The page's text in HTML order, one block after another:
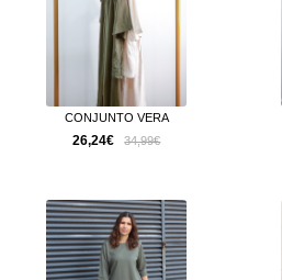
CONJUNTO VERA
26,24€ 34,99€